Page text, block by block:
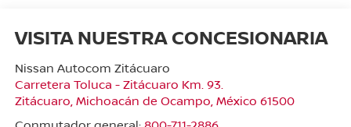
VISITA NUESTRA CONCESIONARIA
Nissan Autocom Zitácuaro
Carretera Toluca - Zitácuaro Km. 93.
Zitácuaro, Michoacán de Ocampo, México 61500